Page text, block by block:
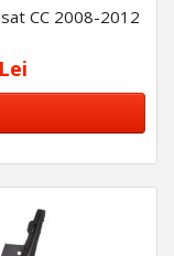
CC 2008-2012